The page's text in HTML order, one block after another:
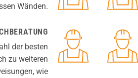
Wänden.
der besten
zu weiteren
wie